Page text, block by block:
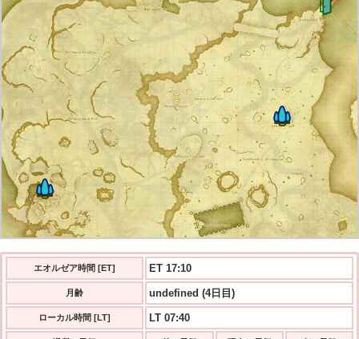
エオルゼア時間 [ET] ET 17:11
月齢 undefined (4日目)
ローカル時間 [LT] LT 07:40